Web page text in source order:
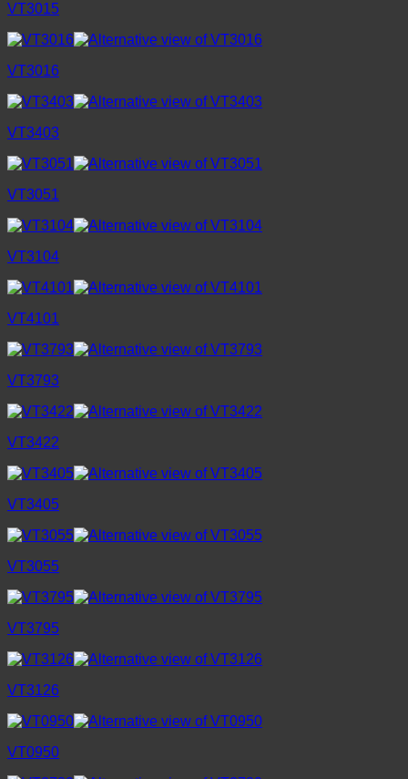
VT3015
VT3016
VT3403
VT3051
VT3104
VT4101
VT3793
VT3422
VT3405
VT3055
VT3795
VT3126
VT0950